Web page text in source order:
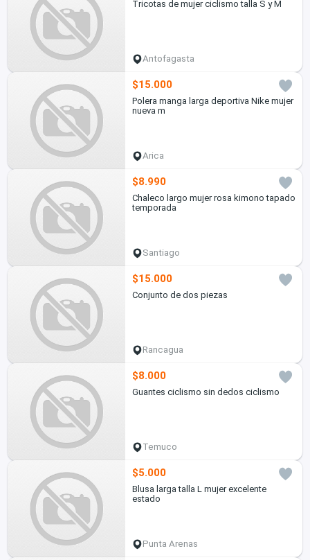
Tricotas de mujer ciclismo talla S y M
Antofagasta
$15.000
Polera manga larga deportiva Nike mujer
nueva m
Arica
$8.990
Chaleco largo mujer rosa kimono tapado
temporada
Santiago
$15.000
Conjunto de dos piezas
Rancagua
$8.000
Guantes ciclismo sin dedos ciclismo
Temuco
$5.000
Blusa larga talla L mujer excelente
estado
Punta Arenas